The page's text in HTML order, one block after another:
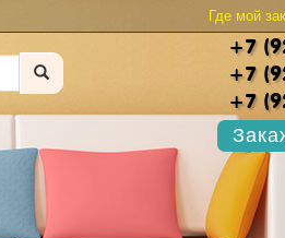
Где мой
+7
+7
+7